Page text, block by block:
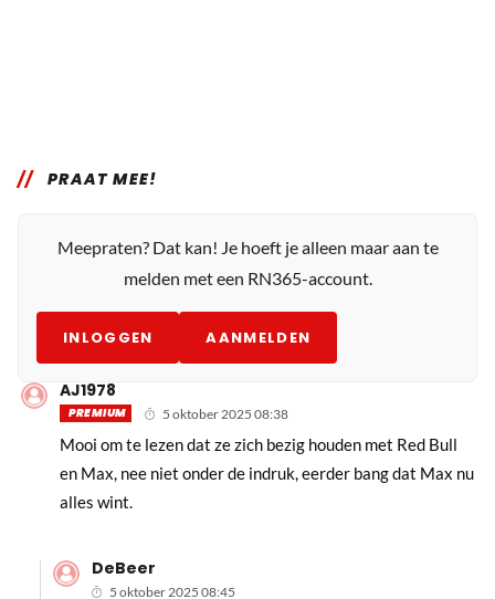
PRAAT MEE!
Meepraten? Dat kan! Je hoeft je alleen maar aan te
melden met een RN365-account.
INLOGGEN AANMELDEN
AJ1978
PREMIUM 5 oktober 2025 08:38
Mooi om te lezen dat ze zich bezig houden met Red Bull
en Max, nee niet onder de indruk, eerder bang dat Max nu
alles wint.
DeBeer
5 oktober 2025 08:45